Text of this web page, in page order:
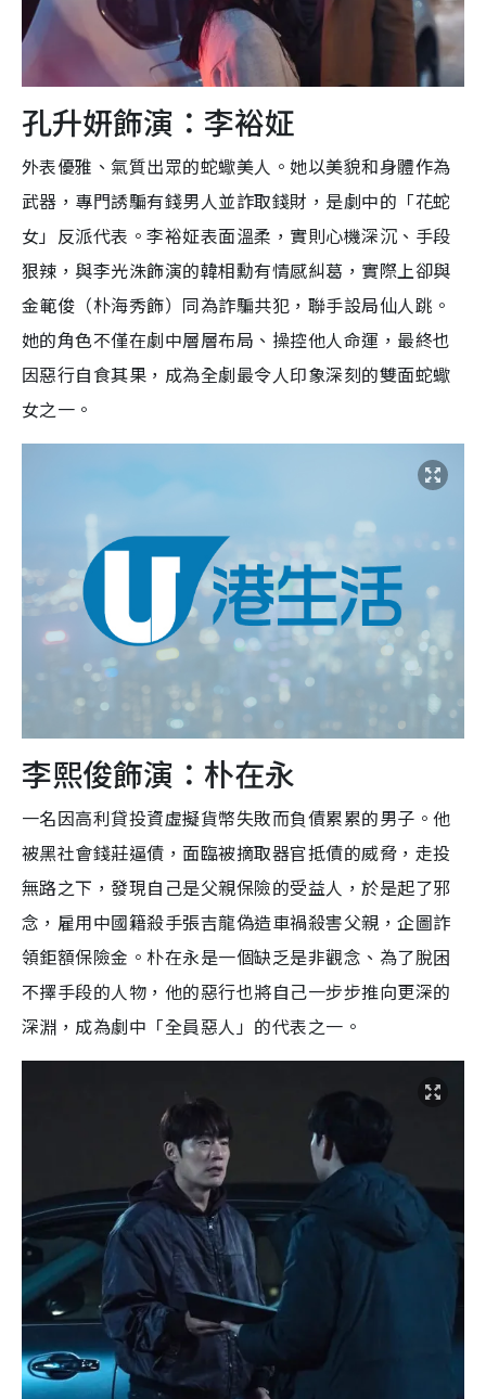
孔升妍飾演：李裕姃
外表優雅、氣質出眾的蛇蠍美人。她以美貌和身體作為
武器，專門誘騙有錢男人並詐取錢財，是劇中的「花蛇
女」反派代表。李裕姃表面溫柔，實則心機深沉、手段
狠辣，與李光洙飾演的韓相勳有情感糾葛，實際上卻與
金範俊（朴海秀飾）同為詐騙共犯，聯手設局仙人跳。
她的角色不僅在劇中層層布局、操控他人命運，最終也
因惡行自食其果，成為全劇最令人印象深刻的雙面蛇蠍
女之一。
李熙俊飾演：朴在永
一名因高利貸投資虛擬貨幣失敗而負債累累的男子。他
被黑社會錢莊逼債，面臨被摘取器官抵債的威脅，走投
無路之下，發現自己是父親保險的受益人，於是起了邪
念，雇用中國籍殺手張吉龍偽造車禍殺害父親，企圖詐
領鉅額保險金。朴在永是一個缺乏是非觀念、為了脫困
不擇手段的人物，他的惡行也將自己一步步推向更深的
深淵，成為劇中「全員惡人」的代表之一。